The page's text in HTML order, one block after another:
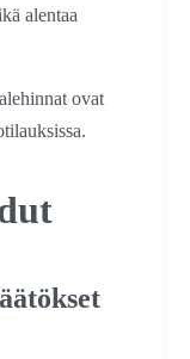
alentaa
ovat